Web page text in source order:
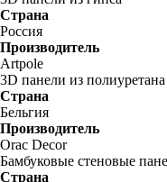
Страна
Россия
Производитель
Artpole
3D панели из полиуретана
Страна
Бельгия
Производитель
Orac Decor
Бамбуковые стеновые
Страна